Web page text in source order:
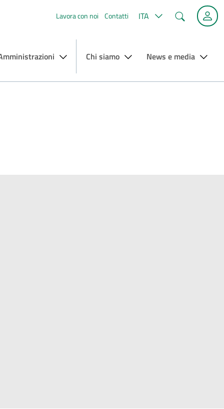
Lavora con noi Contatti ITA Cerca
Chi siamo News e media